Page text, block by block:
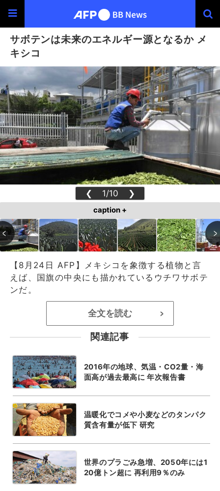
サボテンは未来のエネルギー源となるか メ
キシコ
❮ 1/10 ❯
caption +
【8月24日 AFP】メキシコを象徴する植物と言
えば、国旗の中央にも描かれているウチワサボテ
ンだ。
全文を読む >
関連記事
2016年の地球、気温・CO2量・海
面高が過去最高に 年次報告書
温暖化でコメや小麦などのタンパク
質含有量が低下 研究
世界のプラごみ急増、2050年には1
20億トン超に 再利用9％のみ